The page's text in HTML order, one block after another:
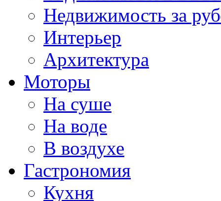
Недвижимость за
Интерьер
Архитектура
Моторы
На суше
На воде
В воздухе
Гастрономия
Кухня